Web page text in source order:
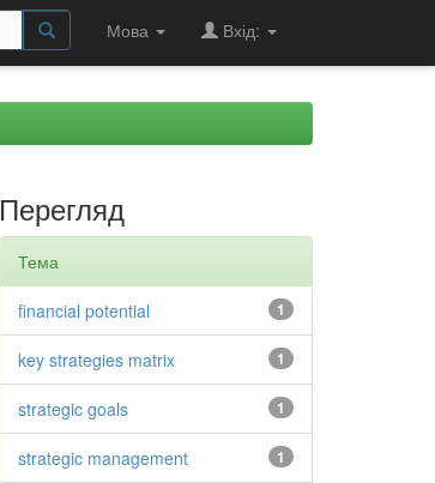
Мова Вхід:
Перегляд
Тема
1
financial potential
1
key strategies matrix
1
strategic goals
1
strategic management